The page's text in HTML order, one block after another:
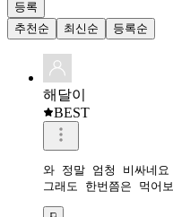
등록
추천순
최신순 등록순
해달이
BEST
와 정말 엄청 비싸네요
그래도 한번쯤은 먹어